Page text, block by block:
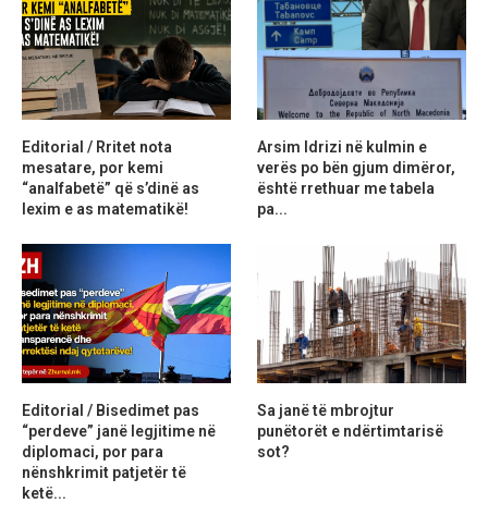
Editorial / Rritet nota
mesatare, por kemi
“analfabetë” që s’dinë as
lexim e as matematikë!
Arsim Idrizi në kulmin e
verës po bën gjum dimëror,
është rrethuar me tabela
pa...
Editorial / Bisedimet pas
“perdeve” janë legjitime në
diplomaci, por para
nënshkrimit patjetër të
ketë...
Sa janë të mbrojtur
punëtorët e ndërtimtarisë
sot?